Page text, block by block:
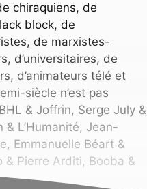
chiraquiens, de
block, de
de marxistes-
d’universitaires, de
d’animateurs télé et
siècle n’est pas
& Joffrin, Serge July &
L’Humanité, Jean-
Emmanuelle Béart &
& Pierre Arditi, Booba &